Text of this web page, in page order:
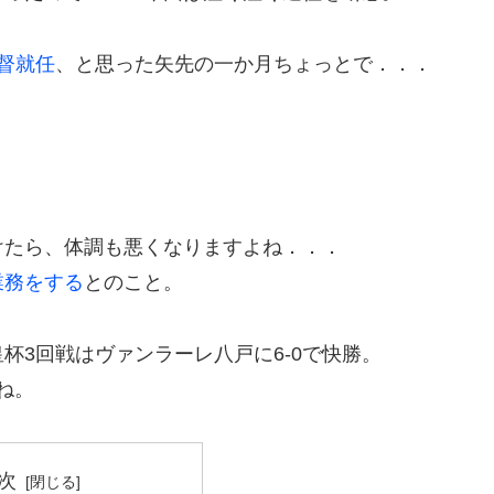
就任、と思った矢先の一か月ちょっとで．．．
ら、体調も悪くなりますよね．．．
をする とのこと。
3回戦はヴァンラーレ八戸に6-0で快勝。
。